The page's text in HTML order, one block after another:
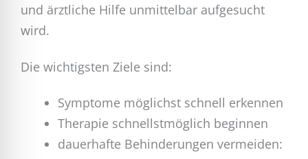
und ärztliche Hilfe unmittelbar aufgesucht
wird.
Die wichtigsten Ziele sind:
Symptome möglichst schnell erkennen
Therapie schnellstmöglich beginnen
dauerhafte Behinderungen vermeiden: